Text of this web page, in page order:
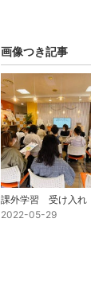
画像つき記事
課外学習 受け入れ
2022-05-29